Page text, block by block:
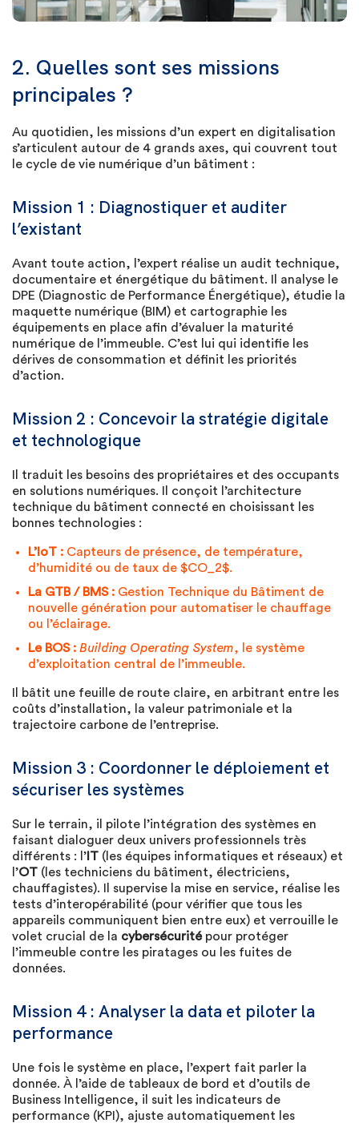
2. Quelles sont ses missions
principales ?
Au quotidien, les missions d’un expert en digitalisation
s’articulent autour de 4 grands axes, qui couvrent tout
le cycle de vie numérique d’un bâtiment :
Mission 1 : Diagnostiquer et auditer
l’existant
Avant toute action, l’expert réalise un audit technique,
documentaire et énergétique du bâtiment. Il analyse le
DPE (Diagnostic de Performance Énergétique), étudie la
maquette numérique (BIM) et cartographie les
équipements en place afin d’évaluer la maturité
numérique de l’immeuble. C’est lui qui identifie les
dérives de consommation et définit les priorités
d’action.
Mission 2 : Concevoir la stratégie digitale
et technologique
Il traduit les besoins des propriétaires et des occupants
en solutions numériques. Il conçoit l’architecture
technique du bâtiment connecté en choisissant les
bonnes technologies :
L’IoT : Capteurs de présence, de température,
d’humidité ou de taux de $CO_2$.
La GTB / BMS : Gestion Technique du Bâtiment de
nouvelle génération pour automatiser le chauffage
ou l’éclairage.
Le BOS : Building Operating System, le système
d’exploitation central de l’immeuble.
Il bâtit une feuille de route claire, en arbitrant entre les
coûts d’installation, la valeur patrimoniale et la
trajectoire carbone de l’entreprise.
Mission 3 : Coordonner le déploiement et
sécuriser les systèmes
Sur le terrain, il pilote l’intégration des systèmes en
faisant dialoguer deux univers professionnels très
différents : l’ IT (les équipes informatiques et réseaux) et
l’OT (les techniciens du bâtiment, électriciens,
chauffagistes). Il supervise la mise en service, réalise les
tests d’interopérabilité (pour vérifier que tous les
appareils communiquent bien entre eux) et verrouille le
volet crucial de la cybersécuritépour protéger
l’immeuble contre les piratages ou les fuites de
données.
Mission 4 : Analyser la data et piloter la
performance
Une fois le système en place, l’expert fait parler la
donnée. À l’aide de tableaux de bord et d’outils de
Business Intelligence, il suit les indicateurs de
performance (KPI), ajuste automatiquement les